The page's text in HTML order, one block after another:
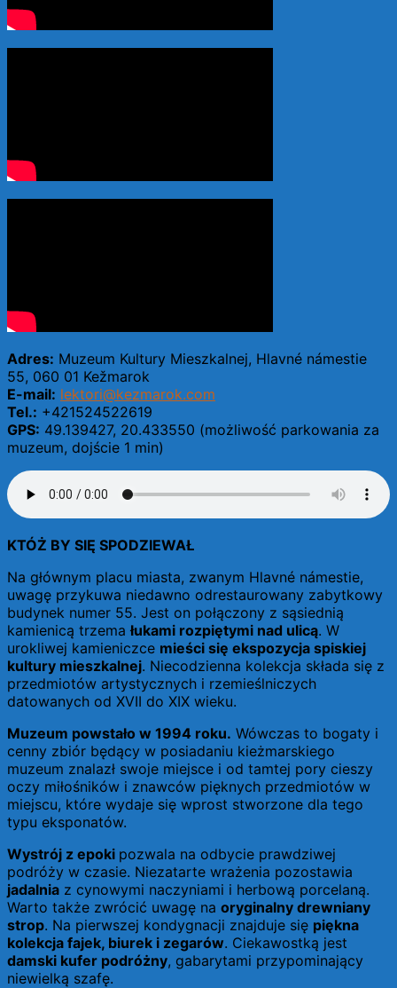
Adres: Muzeum Kultury Mieszkalnej, Hlavné námestie
55, 060 01 Kežmarok
E-mail: lektori@kezmarok.com
Tel.: +421524522619
GPS: 49.139427, 20.433550 (możliwość parkowania za
muzeum, dojście 1 min)
KTÓŻ BY SIĘ SPODZIEWAŁ
Na głównym placu miasta, zwanym Hlavné námestie,
uwagę przykuwa niedawno odrestaurowany zabytkowy
budynek numer 55. Jest on połączony z sąsiednią
kamienicą trzemałukami rozpiętymi nad ulicą. W
urokliwej kamieniczce mieści się ekspozycja spiskiej
kultury mieszkalnej. Niecodzienna kolekcja składa się z
przedmiotów artystycznych i rzemieślniczych
datowanych od XVII do XIX wieku.
Muzeum powstało w 1994 roku. Wówczas to bogaty i
cenny zbiór będący w posiadaniu kieżmarskiego
muzeum znalazł swoje miejsce i od tamtej pory cieszy
oczy miłośników i znawców pięknych przedmiotów w
miejscu, które wydaje się wprost stworzone dla tego
typu eksponatów.
Wystrój z epoki pozwala na odbycie prawdziwej
podróży w czasie. Niezatarte wrażenia pozostawia
jadalnia z cynowymi naczyniami i herbową porcelaną.
Warto także zwrócić uwagę na oryginalny drewniany
strop. Na pierwszej kondygnacji znajduje się piękna
kolekcja fajek, biurek i zegarów. Ciekawostką jest
damski kufer podróżny, gabarytami przypominający
niewielką szafę.